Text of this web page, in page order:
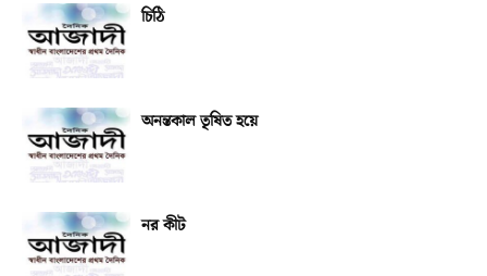
চিঠি
অনন্তকাল তৃষিত হয়ে
নর কীট